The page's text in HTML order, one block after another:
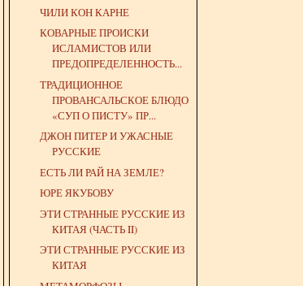
ЧИЛИ КОН КАРНЕ
КОВАРНЫЕ ПРОИСКИ
ИСЛАМИСТОВ ИЛИ
ПРЕДОПРЕДЕЛЕННОСТЬ...
ТРАДИЦИОННОЕ
ПРОВАНСАЛЬСКОЕ БЛЮДО
«СУП О ПИСТУ» ПР...
ДЖОН ПИТЕР И УЖАСНЫЕ
РУССКИЕ
ЕСТЬ ЛИ РАЙ НА ЗЕМЛЕ?
ЮРЕ ЯКУБОВУ
ЭТИ СТРАННЫЕ РУССКИЕ ИЗ
КИТАЯ (ЧАСТЬ II)
ЭТИ СТРАННЫЕ РУССКИЕ ИЗ
КИТАЯ